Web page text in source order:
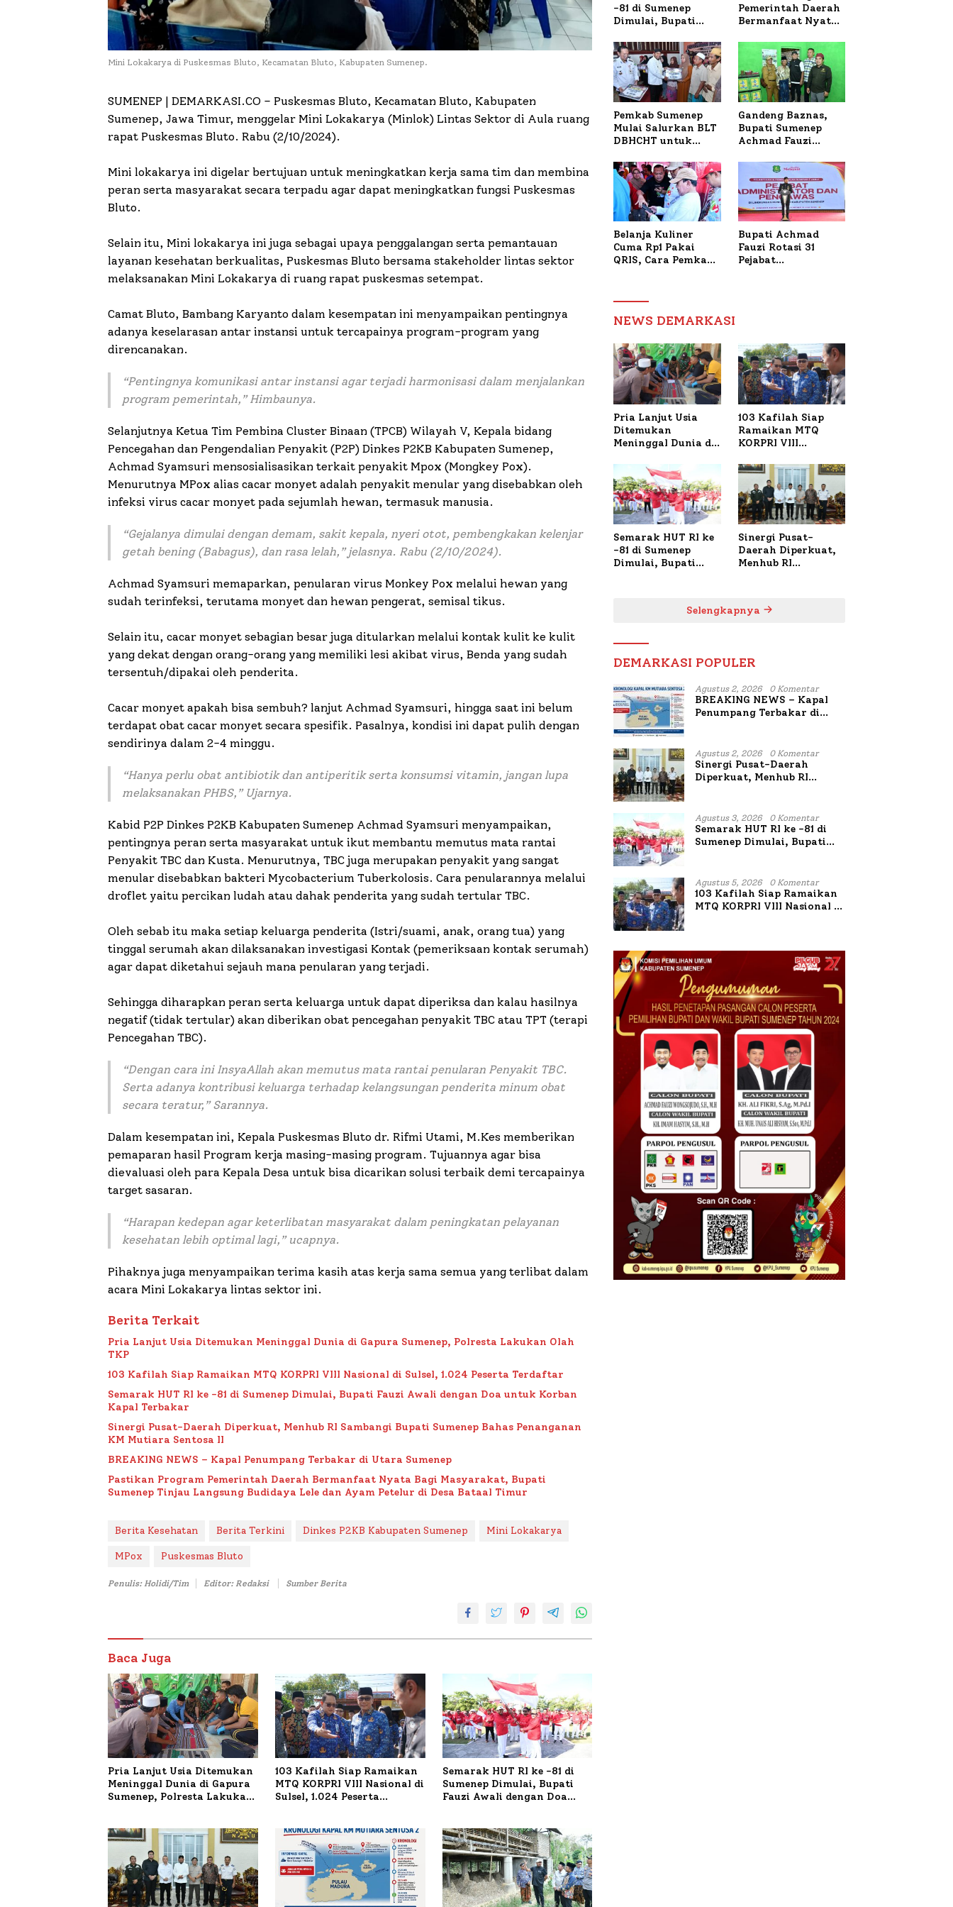
Mini Lokakarya di Puskesmas Bluto, Kecamatan Bluto, Kabupaten Sumenep.
SUMENEP | DEMARKASI.CO – Puskesmas Bluto, Kecamatan Bluto, Kabupaten
Sumenep, Jawa Timur, menggelar Mini Lokakarya (Minlok) Lintas Sektor di Aula ruang
rapat Puskesmas Bluto. Rabu (2/10/2024).
Mini lokakarya ini digelar bertujuan untuk meningkatkan kerja sama tim dan membina
peran serta masyarakat secara terpadu agar dapat meningkatkan fungsi Puskesmas
Bluto.
Selain itu, Mini lokakarya ini juga sebagai upaya penggalangan serta pemantauan
layanan kesehatan berkualitas, Puskesmas Bluto bersama stakeholder lintas sektor
melaksanakan Mini Lokakarya di ruang rapat puskesmas setempat.
Camat Bluto, Bambang Karyanto dalam kesempatan ini menyampaikan pentingnya
adanya keselarasan antar instansi untuk tercapainya program-program yang
direncanakan.
“Pentingnya komunikasi antar instansi agar terjadi harmonisasi dalam menjalankan
program pemerintah,” Himbaunya.
Selanjutnya Ketua Tim Pembina Cluster Binaan (TPCB) Wilayah V, Kepala bidang
Pencegahan dan Pengendalian Penyakit (P2P) Dinkes P2KB Kabupaten Sumenep,
Achmad Syamsuri mensosialisasikan terkait penyakit Mpox (Mongkey Pox).
Menurutnya MPox alias cacar monyet adalah penyakit menular yang disebabkan oleh
infeksi virus cacar monyet pada sejumlah hewan, termasuk manusia.
“Gejalanya dimulai dengan demam, sakit kepala, nyeri otot, pembengkakan kelenjar
getah bening (Babagus), dan rasa lelah,” jelasnya. Rabu (2/10/2024).
Achmad Syamsuri memaparkan, penularan virus Monkey Pox melalui hewan yang
sudah terinfeksi, terutama monyet dan hewan pengerat, semisal tikus.
Selain itu, cacar monyet sebagian besar juga ditularkan melalui kontak kulit ke kulit
yang dekat dengan orang-orang yang memiliki lesi akibat virus, Benda yang sudah
tersentuh/dipakai oleh penderita.
Cacar monyet apakah bisa sembuh? lanjut Achmad Syamsuri, hingga saat ini belum
terdapat obat cacar monyet secara spesifik. Pasalnya, kondisi ini dapat pulih dengan
sendirinya dalam 2-4 minggu.
“Hanya perlu obat antibiotik dan antiperitik serta konsumsi vitamin, jangan lupa
melaksanakan PHBS,” Ujarnya.
Kabid P2P Dinkes P2KB Kabupaten Sumenep Achmad Syamsuri menyampaikan,
pentingnya peran serta masyarakat untuk ikut membantu memutus mata rantai
Penyakit TBC dan Kusta. Menurutnya, TBC juga merupakan penyakit yang sangat
menular disebabkan bakteri Mycobacterium Tuberkolosis. Cara penularannya melalui
droflet yaitu percikan ludah atau dahak penderita yang sudah tertular TBC.
Oleh sebab itu maka setiap keluarga penderita (Istri/suami, anak, orang tua) yang
tinggal serumah akan dilaksanakan investigasi Kontak (pemeriksaan kontak serumah)
agar dapat diketahui sejauh mana penularan yang terjadi.
Sehingga diharapkan peran serta keluarga untuk dapat diperiksa dan kalau hasilnya
negatif (tidak tertular) akan diberikan obat pencegahan penyakit TBC atau TPT (terapi
Pencegahan TBC).
“Dengan cara ini InsyaAllah akan memutus mata rantai penularan Penyakit TBC.
Serta adanya kontribusi keluarga terhadap kelangsungan penderita minum obat
secara teratur,” Sarannya.
Dalam kesempatan ini, Kepala Puskesmas Bluto dr. Rifmi Utami, M.Kes memberikan
pemaparan hasil Program kerja masing-masing program. Tujuannya agar bisa
dievaluasi oleh para Kepala Desa untuk bisa dicarikan solusi terbaik demi tercapainya
target sasaran.
“Harapan kedepan agar keterlibatan masyarakat dalam peningkatan pelayanan
kesehatan lebih optimal lagi,” ucapnya.
Pihaknya juga menyampaikan terima kasih atas kerja sama semua yang terlibat dalam
acara Mini Lokakarya lintas sektor ini.
Berita Terkait
Pria Lanjut Usia Ditemukan Meninggal Dunia di Gapura Sumenep, Polresta Lakukan Olah
TKP
103 Kafilah Siap Ramaikan MTQ KORPRI VIII Nasional di Sulsel, 1.024 Peserta Terdaftar
Semarak HUT RI ke -81 di Sumenep Dimulai, Bupati Fauzi Awali dengan Doa untuk Korban
Kapal Terbakar
Sinergi Pusat-Daerah Diperkuat, Menhub RI Sambangi Bupati Sumenep Bahas Penanganan
KM Mutiara Sentosa II
BREAKING NEWS – Kapal Penumpang Terbakar di Utara Sumenep
Pastikan Program Pemerintah Daerah Bermanfaat Nyata Bagi Masyarakat, Bupati
Sumenep Tinjau Langsung Budidaya Lele dan Ayam Petelur di Desa Bataal Timur
Berita Kesehatan Berita Terkini Dinkes P2KB Kabupaten Sumenep Mini Lokakarya
MPox Puskesmas Bluto
Penulis: Holidi/Tim Editor: Redaksi Sumber Berita
Baca Juga
Pria Lanjut Usia Ditemukan
Meninggal Dunia di Gapura
Sumenep, Polresta Lakukan
103 Kafilah Siap Ramaikan
MTQ KORPRI VIII Nasional di
Sulsel, 1.024 Peserta
Semarak HUT RI ke -81 di
Sumenep Dimulai, Bupati
Fauzi Awali dengan Doa
-81 di Sumenep
Dimulai, Bupati
Doa untuk Korban
Kapal Terbakar
Pemerintah Daerah
Bermanfaat Nyata
Bupati Sumenep
Tinjau Langsung
Budidaya Lele dan
Ayam Petelur di
Desa Bataal Timur
Pemkab Sumenep
Mulai Salurkan BLT
DBHCHT untuk
Tani Tembakau
Gandeng Baznas,
Bupati Sumenep
Achmad Fauzi
Serahkan Bantuan
Bedah RTLH di Dua
Kecamatan
Belanja Kuliner
Cuma Rp1 Pakai
QRIS, Cara Pemkab
Bupati Achmad
Fauzi Rotasi 31
Pejabat
NEWS DEMARKASI
Pria Lanjut Usia
Ditemukan
Meninggal Dunia di
Polresta Lakukan
Olah TKP
103 Kafilah Siap
Ramaikan MTQ
KORPRI VIII
1.024 Peserta
Terdaftar
Semarak HUT RI ke
-81 di Sumenep
Dimulai, Bupati
Sinergi Pusat-
Daerah Diperkuat,
Menhub RI
Mutiara Sentosa II
Selengkapnya
DEMARKASI POPULER
Agustus 2, 2026 0 Komentar
BREAKING NEWS – Kapal
Penumpang Terbakar di
Agustus 2, 2026 0 Komentar
Sinergi Pusat-Daerah
Diperkuat, Menhub RI
Mutiara Sentosa II
Agustus 3, 2026 0 Komentar
Semarak HUT RI ke -81 di
Sumenep Dimulai, Bupati
Terbakar
Agustus 5, 2026 0 Komentar
103 Kafilah Siap Ramaikan
MTQ KORPRI VIII Nasional di